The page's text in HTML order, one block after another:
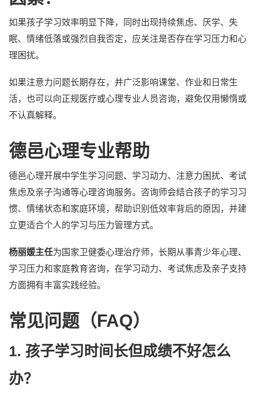
如果孩子学习效率明显下降，同时出现持续焦虑、厌学、失
眠、情绪低落或强烈自我否定，应关注是否存在学习压力和心
理困扰。
如果注意力问题长期存在，并广泛影响课堂、作业和日常生
活，也可以向正规医疗或心理专业人员咨询，避免仅用懒惰或
不认真解释。
德邑心理专业帮助
德邑心理开展中学生学习问题、学习动力、注意力困扰、考试
焦虑及亲子沟通等心理咨询服务。咨询师会结合孩子的学习习
惯、情绪状态和家庭环境，帮助识别低效率背后的原因，并建
立更适合个人的学习与压力管理方式。
杨丽媛主任为国家卫健委心理治疗师，长期从事青少年心理、
学习压力和家庭教育咨询，在学习动力、考试焦虑及亲子支持
方面拥有丰富实践经验。
常见问题（FAQ）
1. 孩子学习时间长但成绩不好怎么
办？